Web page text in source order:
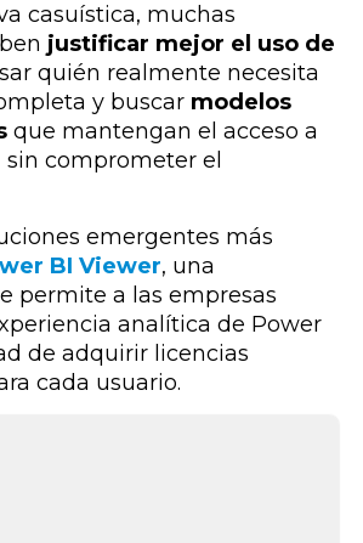
casuística, muchas
justificar mejor el uso de
quién realmente necesita
y buscar modelos
que mantengan el acceso a
comprometer el
emergentes más
BI Viewer, una
permite a las empresas
analítica de Power
de adquirir licencias
cada usuario.